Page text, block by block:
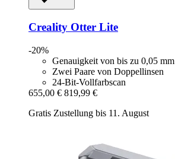
Creality Otter Lite
-20%
Genauigkeit von bis zu 0,05 mm
Zwei Paare von Doppellinsen
24-Bit-Vollfarbscan
655,00 € 819,99 €
Gratis Zustellung bis 11. August